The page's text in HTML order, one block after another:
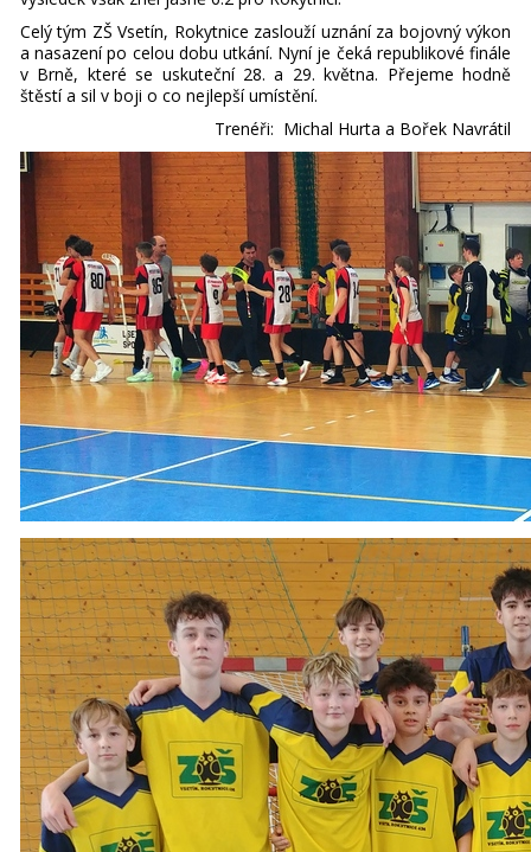
Celý tým ZŠ Vsetín, Rokytnice zaslouží uznání za bojovný výkon
a nasazení po celou dobu utkání. Nyní je čeká republikové finále
v Brně, které se uskuteční 28. a 29. května. Přejeme hodně
štěstí a sil v boji o co nejlepší umístění.
Trenéři: Michal Hurta a Bořek Navrátil